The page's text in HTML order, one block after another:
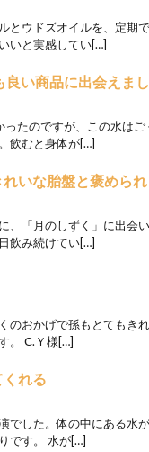
とウドズオイルを、定期
いと実感してい[…]
良い商品に出会えま
たのですが、この水は
飲むと身体が[…]
いな胎盤と褒めら
、「月のしずく」に出会
飲み続けてい[…]
のおかげで孫もとてもき
。 Ⅽ.Ｙ様[…]
れる
でした。体の中にある水
です。 水が[…]